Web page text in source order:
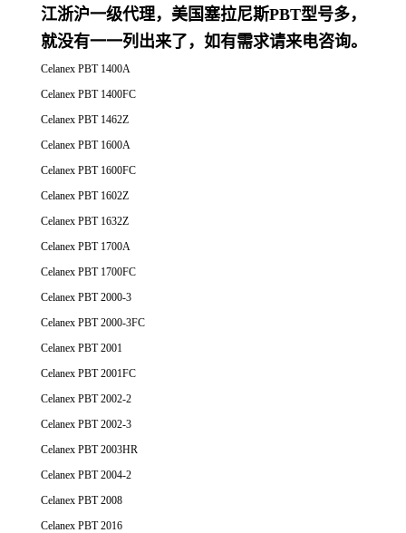
江浙沪一级代理，美国塞拉尼斯PBT型号多，
就没有一一列出来了，如有需求请来电咨询。
Celanex PBT 1400A
Celanex PBT 1400FC
Celanex PBT 1462Z
Celanex PBT 1600A
Celanex PBT 1600FC
Celanex PBT 1602Z
Celanex PBT 1632Z
Celanex PBT 1700A
Celanex PBT 1700FC
Celanex PBT 2000-3
Celanex PBT 2000-3FC
Celanex PBT 2001
Celanex PBT 2001FC
Celanex PBT 2002-2
Celanex PBT 2002-3
Celanex PBT 2003HR
Celanex PBT 2004-2
Celanex PBT 2008
Celanex PBT 2016